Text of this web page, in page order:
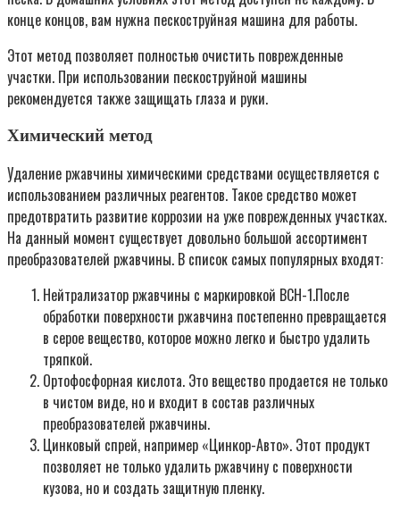
конце концов, вам нужна пескоструйная машина для работы.
Этот метод позволяет полностью очистить поврежденные
участки. При использовании пескоструйной машины
рекомендуется также защищать глаза и руки.
Химический метод
Удаление ржавчины химическими средствами осуществляется с
использованием различных реагентов. Такое средство может
предотвратить развитие коррозии на уже поврежденных участках.
На данный момент существует довольно большой ассортимент
преобразователей ржавчины. В список самых популярных входят:
Нейтрализатор ржавчины с маркировкой ВСН-1.После
обработки поверхности ржавчина постепенно превращается
в серое вещество, которое можно легко и быстро удалить
тряпкой.
Ортофосфорная кислота. Это вещество продается не только
в чистом виде, но и входит в состав различных
преобразователей ржавчины.
Цинковый спрей, например «Цинкор-Авто». Этот продукт
позволяет не только удалить ржавчину с поверхности
кузова, но и создать защитную пленку.